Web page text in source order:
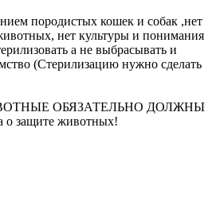
породистых кошек и собак ,нет
нет культуры и понимания
а не выбрасывать и
(Стерилизацию нужно сделать
ОБЯЗАТЕЛЬНО ДОЛЖНЫ
о защите животных!